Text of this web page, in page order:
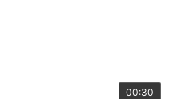
00:30